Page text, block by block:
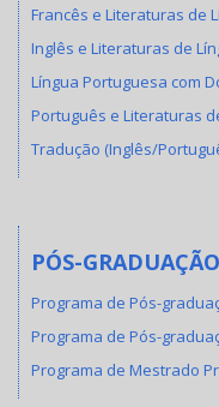
Francês e Literaturas de
Inglês e Literaturas de
Língua Portuguesa com
Português e Literaturas
Tradução (Inglês/
PÓS-GRADUAÇÃO
Programa de Pós-
Programa de Pós-
Programa de Mestrado